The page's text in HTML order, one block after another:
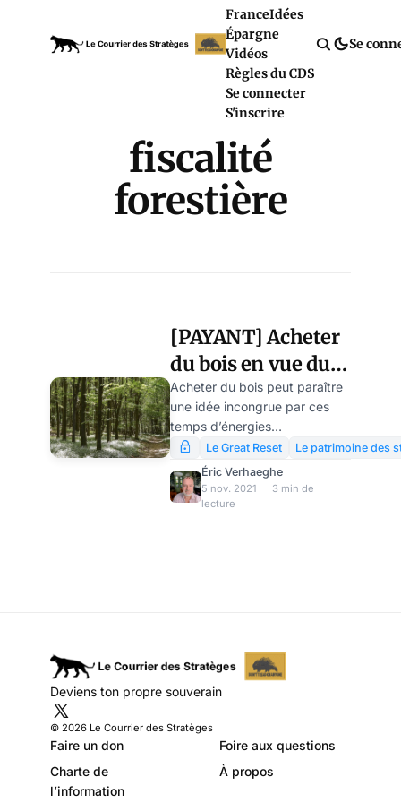
FranceIdées
Épargne
Vidéos
Règles du CDS
Se connecter
S'inscrire
Se
fiscalité
forestière
[PAYANT] Acheter
du bois en vue du
Grand Collapse ?
Une idée qui a de
l’avenir…
Acheter du bois peut paraître
une idée incongrue par ces
temps d’énergies
renouvelables et autres
préjugés à la mode. Pourtant,
le bois constitue
probablement une matière
forêts, le projet mérite de faire
Le Great Reset
Le patrimoine des
Éric Verhaeghe
5 nov. 2021 — 3 min de
lecture
Deviens ton propre souverain
© 2026 Le Courrier des Stratèges
Faire un don
Foire aux questions
Charte de
l’information
À propos